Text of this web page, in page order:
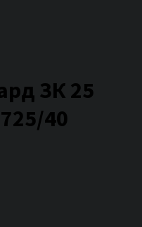
ЗК 25
40